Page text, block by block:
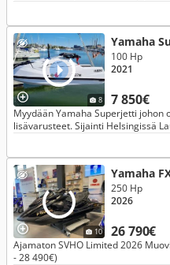
8
Yamaha
7 850€
100 Hp
2021
Myydään Yamaha Superjetti johon
lisävarusteet. Sijainti
10
Yamaha
26 790€
250 Hp
2026
Ajamaton SVHO Limited 2026
- 28 490€)